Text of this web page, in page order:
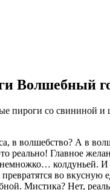
Волшебный
пироги со свининой
в волшебство? А в
реально! Главное
колдуньей. И
во вкусную
Мистика? Нет,